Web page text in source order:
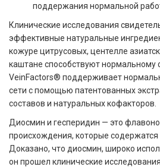
поддержания нормальной
Клинические исследования
эффективные натуральные
кожуре цитрусовых, центелле
каштане способствуют нормальному
VeinFactors® поддерживает
сети с помощью патентованных
составов и натуральных кофакторов.
Диосмин и гесперидин — это
происхождения, которые содержатся
Доказано, что диосмин, широко
он прошел клинические